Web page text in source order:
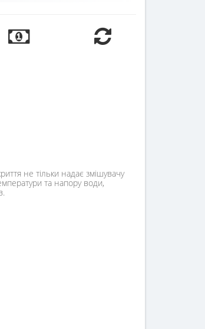
не тільки надає змішувачу
та напору води,